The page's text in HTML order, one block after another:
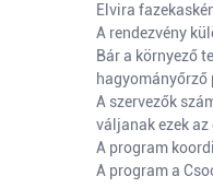
Elvira
A rendezvény
Bár a környező
hagyományőrző
A szervezők
váljanak ezek az
A program
A program a